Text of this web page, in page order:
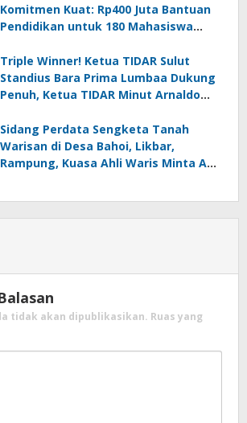
Komitmen Kuat: Rp400 Juta Bantuan
Pendidikan untuk 180 Mahasiswa
Triple Winner! Ketua TIDAR Sulut
Standius Bara Prima Lumbaa Dukung
Penuh, Ketua TIDAR Minut Arnaldo
05 MC JOE Sapu Bersih Tiga Gelar
Juara Umum
Sidang Perdata Sengketa Tanah
Warisan di Desa Bahoi, Likbar,
Rampung, Kuasa Ahli Waris Minta APH
tidak akan dipublikasikan. Ruas yang